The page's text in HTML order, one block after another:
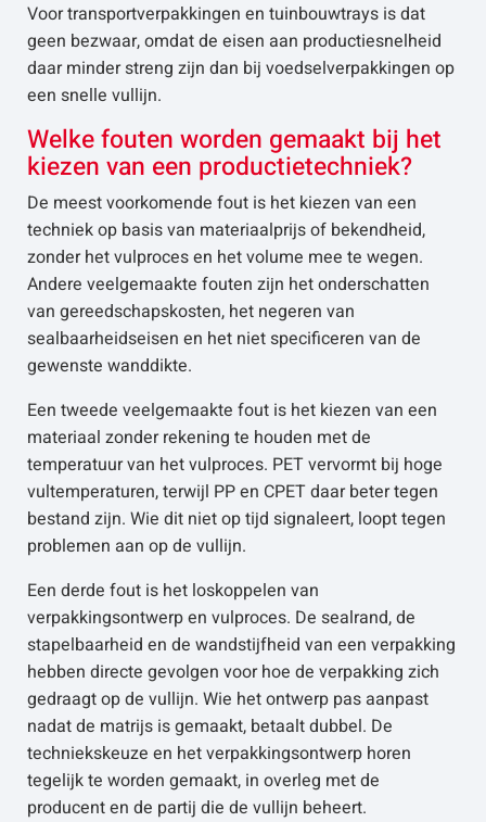
Voor transportverpakkingen en tuinbouwtrays is dat
geen bezwaar, omdat de eisen aan productiesnelheid
daar minder streng zijn dan bij voedselverpakkingen op
een snelle vullijn.
Welke fouten worden gemaakt bij het
kiezen van een productietechniek?
De meest voorkomende fout is het kiezen van een
techniek op basis van materiaalprijs of bekendheid,
zonder het vulproces en het volume mee te wegen.
Andere veelgemaakte fouten zijn het onderschatten
van gereedschapskosten, het negeren van
sealbaarheidseisen en het niet specificeren van de
gewenste wanddikte.
Een tweede veelgemaakte fout is het kiezen van een
materiaal zonder rekening te houden met de
temperatuur van het vulproces. PET vervormt bij hoge
vultemperaturen, terwijl PP en CPET daar beter tegen
bestand zijn. Wie dit niet op tijd signaleert, loopt tegen
problemen aan op de vullijn.
Een derde fout is het loskoppelen van
verpakkingsontwerp en vulproces. De sealrand, de
stapelbaarheid en de wandstijfheid van een verpakking
hebben directe gevolgen voor hoe de verpakking zich
gedraagt op de vullijn. Wie het ontwerp pas aanpast
nadat de matrijs is gemaakt, betaalt dubbel. De
techniekskeuze en het verpakkingsontwerp horen
tegelijk te worden gemaakt, in overleg met de
producent en de partij die de vullijn beheert.